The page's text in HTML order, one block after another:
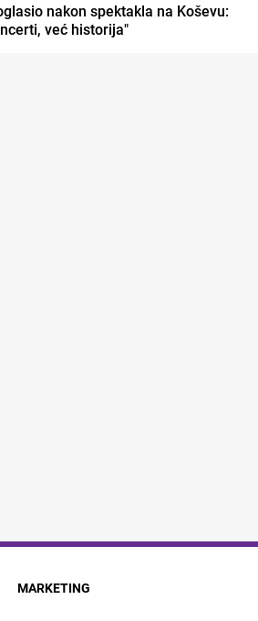
nakon spektakla na Koševu:
već historija"
MARKETING